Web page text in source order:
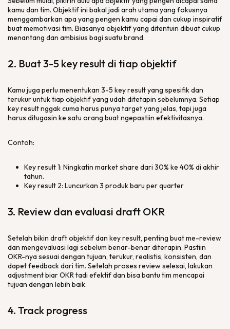
kamu dan tim. Objektif ini bakal jadi arah utama yang fokusnya
menggambarkan apa yang pengen kamu capai dan cukup inspiratif
buat memotivasi tim. Biasanya objektif yang ditentuin dibuat cukup
menantang dan ambisius bagi suatu brand.
2. Buat 3-5 key result di tiap objektif
Kamu juga perlu menentukan 3-5 key resultyang spesifik dan
terukur untuk tiap objektif yang udah ditetapin sebelumnya. Setiap
key resultnggak cuma harus punya target yang jelas, tapi juga
harus ditugasin ke satu orang buat ngepastiin efektivitasnya.
Contoh:
Key result1: Ningkatin market share dari 30% ke 40% di akhir
tahun.
Key result 2: Luncurkan 3 produk baru perquarter
3. Review dan evaluasi draft OKR
Setelah bikin draftobjektif dan key result, penting buat me-review
dan mengevaluasi lagi sebelum benar-benar diterapin. Pastiin
OKR-nya sesuai dengan tujuan, terukur, realistis, konsisten, dan
dapetfeedbackdari tim. Setelah proses reviewselesai, lakukan
adjustment biar OKR tadi efektif dan bisa bantu tim mencapai
tujuan dengan lebih baik.
4. Track progress